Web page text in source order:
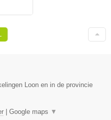
Loon en in de provincie
| Google maps ▼